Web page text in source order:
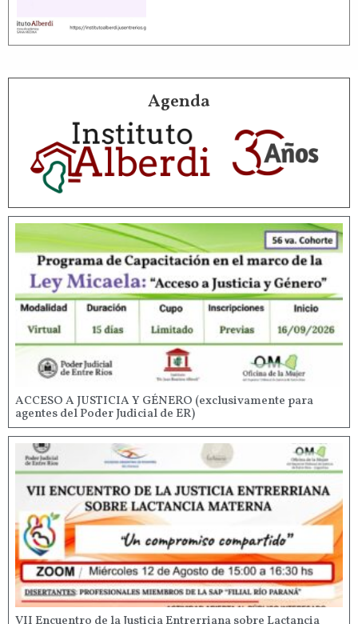
Agenda
ACCESO A JUSTICIA Y GÉNERO (exclusivamente para
agentes del Poder Judicial de ER)